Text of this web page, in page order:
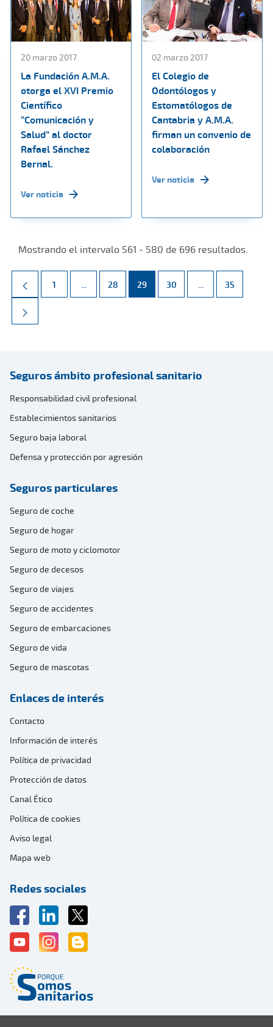
20 marzo 2017
La Fundación A.M.A.
otorga el XVI Premio
Científico
“Comunicación y
Salud” al doctor
Rafael Sánchez
Bernal.
Ver noticia
02 marzo 2017
El Colegio de
Odontólogos y
Estomatólogos de
Cantabria y A.M.A.
firman un convenio de
colaboración
Ver noticia
Mostrando el intervalo 561 - 580 de 696 resultados.
Página
1 ... Páginas intermedias Use TAB para desplazarse.
Página
28 Página
29 Página
30 ... Páginas
Página
35
Seguros ámbito profesional sanitario
Responsabilidad civil profesional
Establecimientos sanitarios
Seguro baja laboral
Defensa y protección por agresión
Seguros particulares
Seguro de coche
Seguro de hogar
Seguro de moto y ciclomotor
Seguro de decesos
Seguro de viajes
Seguro de accidentes
Seguro de embarcaciones
Seguro de vida
Seguro de mascotas
Enlaces de interés
Contacto
Información de interés
Política de privacidad
Protección de datos
Canal Ético
Política de cookies
Aviso legal
Mapa web
Redes sociales